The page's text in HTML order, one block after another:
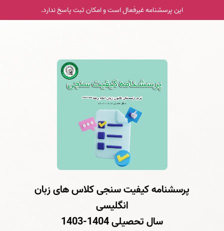
این پرسشنامه غیر‌فعال است و امکان ثبت پاسخ ندارد.
پرسشنامه کیفیت سنجی کلاس های زبان
انگلیسی
سال تحصیلی 1404-1403